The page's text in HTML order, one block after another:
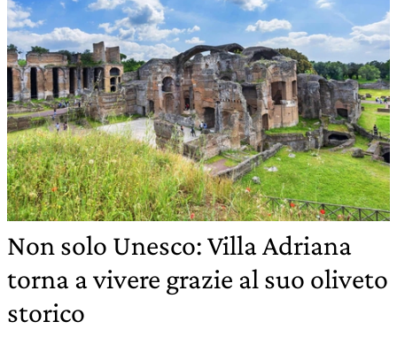
Non solo Unesco: Villa Adriana
torna a vivere grazie al suo oliveto
storico